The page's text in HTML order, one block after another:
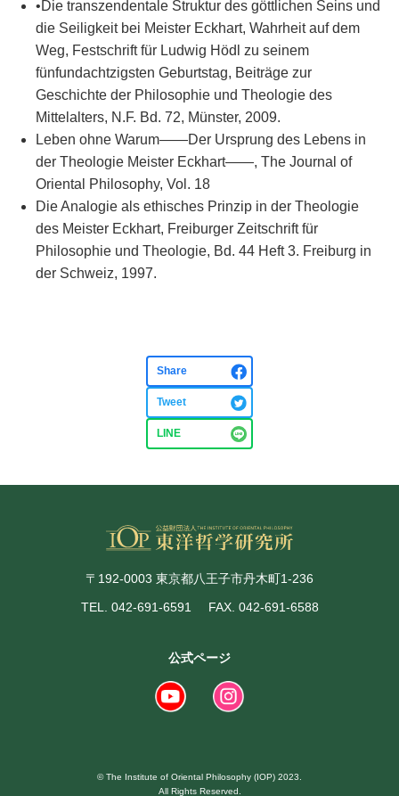
•Die transzendentale Struktur des göttlichen Seins und
die Seiligkeit bei Meister Eckhart, Wahrheit auf dem
Weg, Festschrift für Ludwig Hödl zu seinem
fünfundachtzigsten Geburtstag, Beiträge zur
Geschichte der Philosophie und Theologie des
Mittelalters, N.F. Bd. 72, Münster, 2009.
Leben ohne Warum――Der Ursprung des Lebens in
der Theologie Meister Eckhart――, The Journal of
Oriental Philosophy, Vol. 18
Die Analogie als ethisches Prinzip in der Theologie
des Meister Eckhart, Freiburger Zeitschrift für
Philosophie und Theologie, Bd. 44 Heft 3. Freiburg in
der Schweiz, 1997.
Share
Tweet
LINE
〒192-0003 東京都八王子市丹木町1-236
TEL. 042-691-6591
FAX. 042-691-6588
公式ページ
© The Institute of Oriental Philosophy (IOP) 2023.
All Rights Reserved.